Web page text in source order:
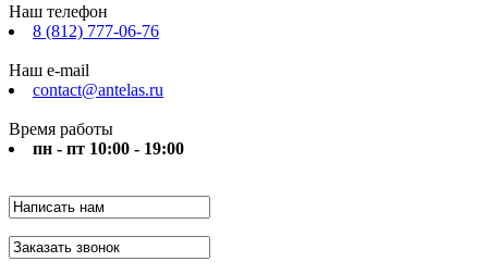
Наш телефон
8 (812) 777-06-76
Наш e-mail
contact@antelas.ru
Время работы
пн - пт 10:00 - 19:00